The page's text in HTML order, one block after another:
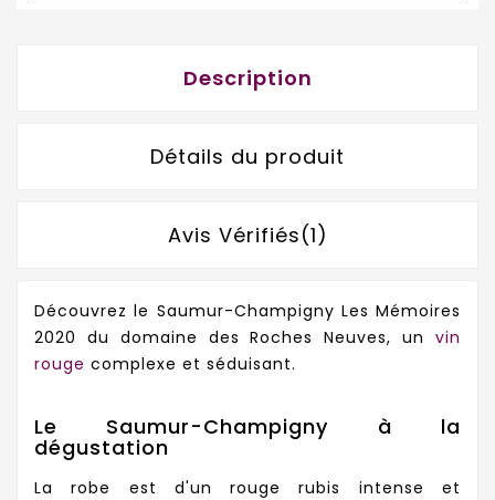
Description
Détails du produit
Avis Vérifiés(1)
Découvrez le Saumur-Champigny Les Mémoires
2020 du domaine des Roches Neuves, un vin
rouge complexe et séduisant.
Le Saumur-Champigny à la
dégustation
La robe est d'un rouge rubis intense et